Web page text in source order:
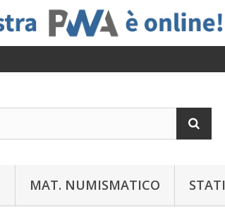
MAT. NUMISMATICO STATI